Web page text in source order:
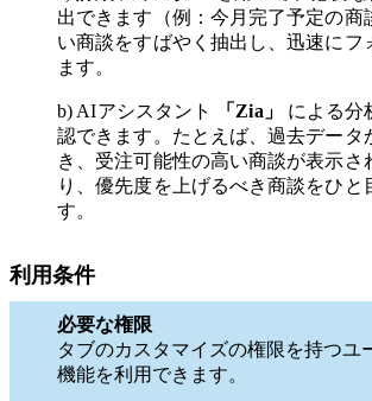
出できます（例：今月完了予定の商
い商談をすばやく抽出し、迅速にフ
ます。
b) AIアシスタント 「Zia」 による分
認できます。たとえば、過去データ
き、受注可能性の高い商談が表示さ
り、優先度を上げるべき商談をひと
す。
利用条件
必要な権限
タブのカスタマイズの権限を持つユ
機能を利用できます。